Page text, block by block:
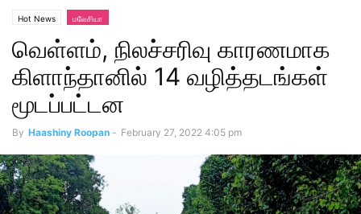
Hot News மலேசியா
வெள்ளம், நிலச்சரிவு காரணமாக
கிளாந்தானில் 14 வழித்தடங்கள்
மூடப்பட்டன
By Haashiny Roopan - February 27, 2022 4:05 pm